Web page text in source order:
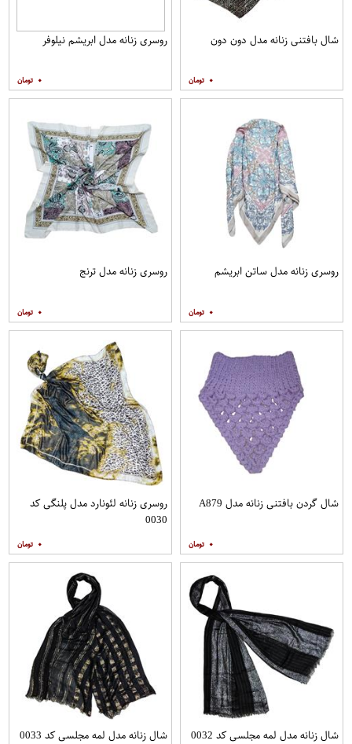
شال بافتنی زنانه مدل دون دون
۰
روسری زنانه مدل ابریشم نیلوفر
۰
روسری زنانه مدل ساتن ابریشم
۰
روسری زنانه مدل ترنج
۰
شال گردن بافتنی زنانه مدل A879
۰
روسری زنانه لئونارد مدل پلنگی کد
0030
۰
شال زنانه مدل لمه مجلسی کد 0032 شال زنانه مدل لمه مجلسی کد 0033